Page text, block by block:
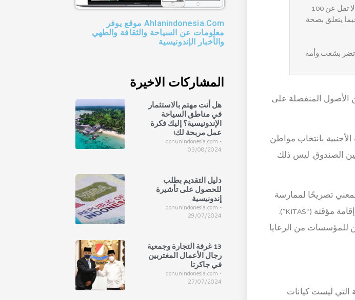
فصل جزء من أصول المؤسس التي تُستخدم كثروة أولية للمؤسسة لا تقل عن 100
يتعلق بصحة
تضر بشعب وأمة
هو أنه إذا لم تكن الأصول المنفصلة على
بانتخاب مواطن
الصندوق. ليس ذلك
تصريحًا لممارسة
الأنشطة أو الأعمال التجارية في إندونيسيا وهو أيضًا حائز على بطاقة تصريح إقامة مؤقتة (“KITAS”).
للمؤسسات من الرعايا
التي ليست كيانات
Ahlanindonesia.Com موقع يوفر
معلومات عن السياحة والثقافة والطهي
والأخبار الإندونيسية
المشاركات الاخيرة
هل أنت مهتم بالاستثمار
في مناطق السياحة
الإندونيسية؟ إليك فكرة
عمل مربحة لك!
qonunindonesia.com
03/08/2024
دليل التقديم بطلب
للحصول على تأشيرة
إندونيسية
qonunindonesia.com
29/07/2024
13 غرفة التجارة وجمعية
رجال الأعمال المغتربين
في جاكرتا
qonunindonesia.com
27/07/2024